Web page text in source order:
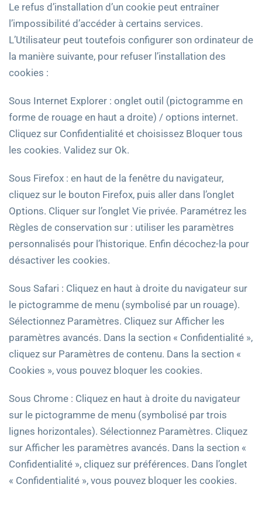
Le refus d’installation d’un cookie peut entraîner
l’impossibilité d’accéder à certains services.
L’Utilisateur peut toutefois configurer son ordinateur de
la manière suivante, pour refuser l’installation des
cookies :
Sous Internet Explorer : onglet outil (pictogramme en
forme de rouage en haut a droite) / options internet.
Cliquez sur Confidentialité et choisissez Bloquer tous
les cookies. Validez sur Ok.
Sous Firefox : en haut de la fenêtre du navigateur,
cliquez sur le bouton Firefox, puis aller dans l’onglet
Options. Cliquer sur l’onglet Vie privée. Paramétrez les
Règles de conservation sur : utiliser les paramètres
personnalisés pour l’historique. Enfin décochez-la pour
désactiver les cookies.
Sous Safari : Cliquez en haut à droite du navigateur sur
le pictogramme de menu (symbolisé par un rouage).
Sélectionnez Paramètres. Cliquez sur Afficher les
paramètres avancés. Dans la section « Confidentialité »,
cliquez sur Paramètres de contenu. Dans la section «
Cookies », vous pouvez bloquer les cookies.
Sous Chrome : Cliquez en haut à droite du navigateur
sur le pictogramme de menu (symbolisé par trois
lignes horizontales). Sélectionnez Paramètres. Cliquez
sur Afficher les paramètres avancés. Dans la section «
Confidentialité », cliquez sur préférences. Dans l’onglet
« Confidentialité », vous pouvez bloquer les cookies.